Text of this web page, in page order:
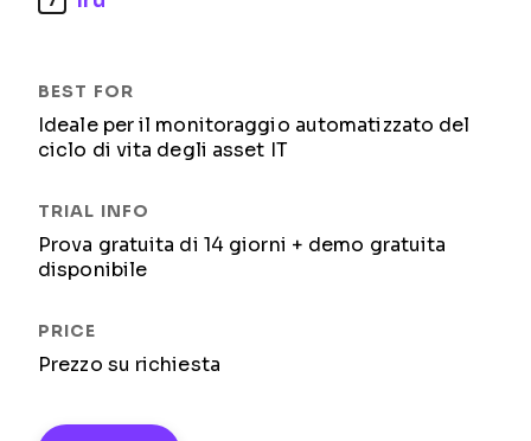
Ideale per il monitoraggio automatizzato del
ciclo di vita degli asset IT
Prova gratuita di 14 giorni + demo gratuita
disponibile
Prezzo su richiesta